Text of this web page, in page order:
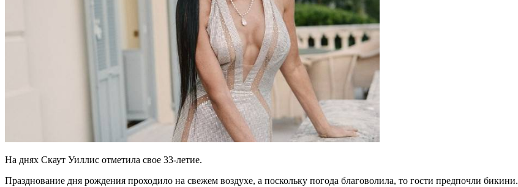
На днях Скаут Уиллис отметила свое 33-летие.
Празднование дня рождения проходило на свежем воздухе, а поскольку погода благоволила, то гости предпочли бикини.